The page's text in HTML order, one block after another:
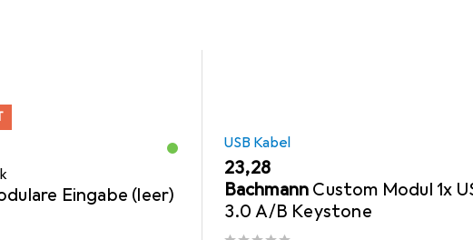
Eingabe (leer)
USB Kabel
EUR
23,28
Bachmann Custom Modul 1x
3.0 A/B Keystone